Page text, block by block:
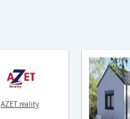
AZET reality